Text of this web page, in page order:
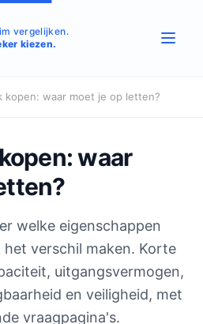
vergelijken.
kiezen.
kopen: waar moet je op letten?
waar
welke eigenschappen
verschil maken. Korte
uitgangsvermogen,
en veiligheid, met
vraagpagina's.